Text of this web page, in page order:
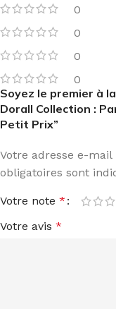
0
0
0
0
Soyez le premier à
Dorall Collection :
Petit Prix”
Votre adresse e-
obligatoires sont
Votre note *
Votre avis *